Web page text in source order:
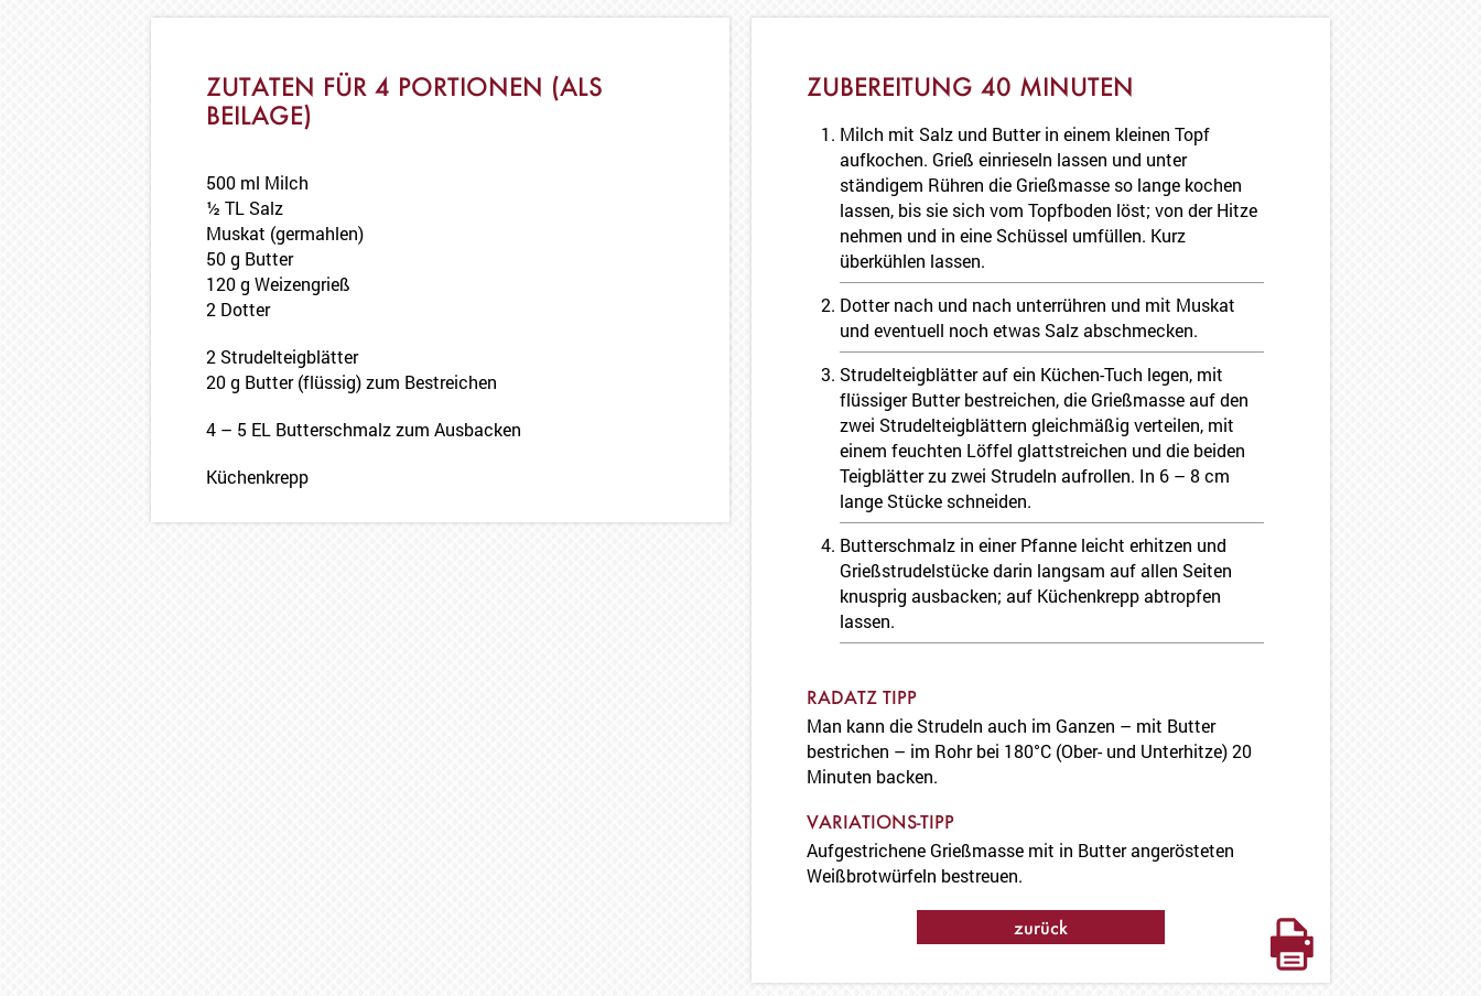
ZUTATEN FÜR 4 PORTIONEN (ALS
BEILAGE)
500 ml Milch
½ TL Salz
Muskat (germahlen)
50 g Butter
120 g Weizengrieß
2 Dotter
2 Strudelteigblätter
20 g Butter (flüssig) zum Bestreichen
4 – 5 EL Butterschmalz zum Ausbacken
Küchenkrepp
ZUBEREITUNG 40 MINUTEN
Milch mit Salz und Butter in einem kleinen Topf
aufkochen. Grieß einrieseln lassen und unter
ständigem Rühren die Grießmasse so lange kochen
lassen, bis sie sich vom Topfboden löst; von der Hitze
nehmen und in eine Schüssel umfüllen. Kurz
überkühlen lassen.
Dotter nach und nach unterrühren und mit Muskat
und eventuell noch etwas Salz abschmecken.
Strudelteigblätter auf ein Küchen-Tuch legen, mit
flüssiger Butter bestreichen, die Grießmasse auf den
zwei Strudelteigblättern gleichmäßig verteilen, mit
einem feuchten Löffel glattstreichen und die beiden
Teigblätter zu zwei Strudeln aufrollen. In 6 – 8 cm
lange Stücke schneiden.
Butterschmalz in einer Pfanne leicht erhitzen und
Grießstrudelstücke darin langsam auf allen Seiten
knusprig ausbacken; auf Küchenkrepp abtropfen
lassen.
RADATZ TIPP
Man kann die Strudeln auch im Ganzen – mit Butter
bestrichen – im Rohr bei 180°C (Ober- und Unterhitze) 20
Minuten backen.
VARIATIONS-TIPP
Aufgestrichene Grießmasse mit in Butter angerösteten
Weißbrotwürfeln bestreuen.
zurück